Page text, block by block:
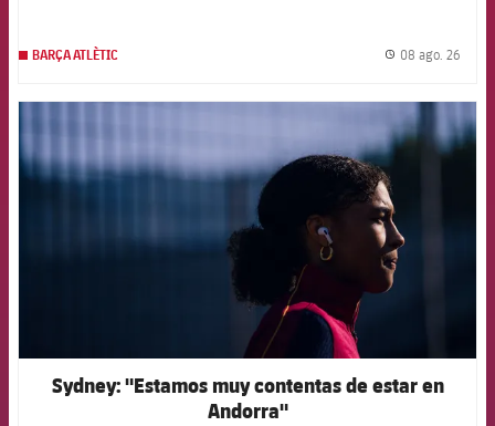
BARÇA ATLÈTIC 08 ago. 26
Sydney: "Estamos muy contentas de estar en
Andorra"